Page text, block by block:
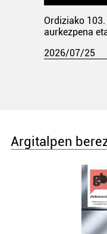
Ordiziako
aurkezpena
2026/07/25
Argitalpen